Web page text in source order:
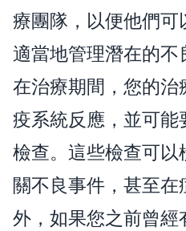
療團隊，以便他們
適當地管理潛在的不
在治療期間，您的
疫系統反應，並可
檢查。這些檢查可
關不良事件，甚至
外，如果您之前曾經